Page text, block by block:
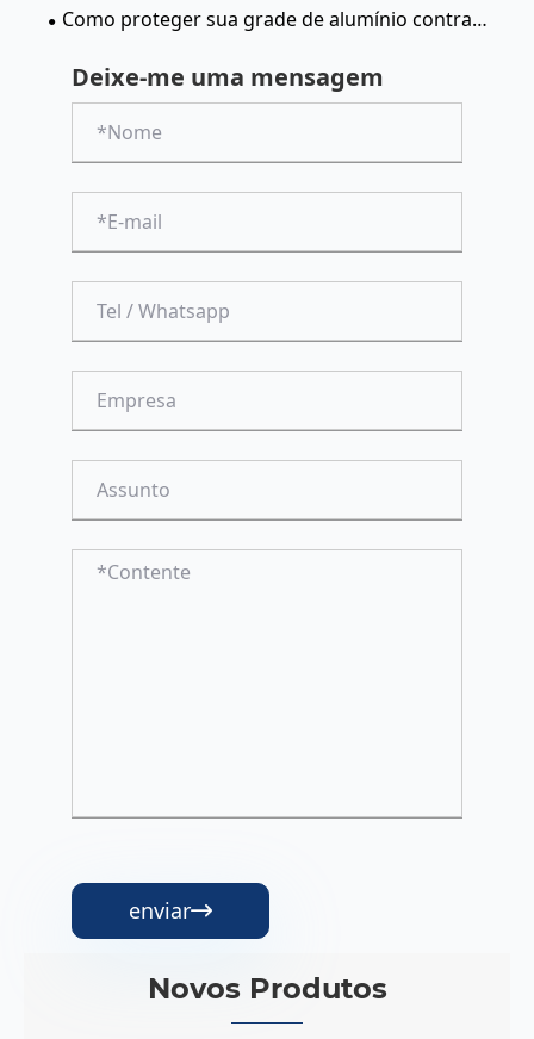
realmente seguras e à prova d'água?
Como proteger sua grade de alumínio contra
Deixe-me uma mensagem
enviar
Novos Produtos